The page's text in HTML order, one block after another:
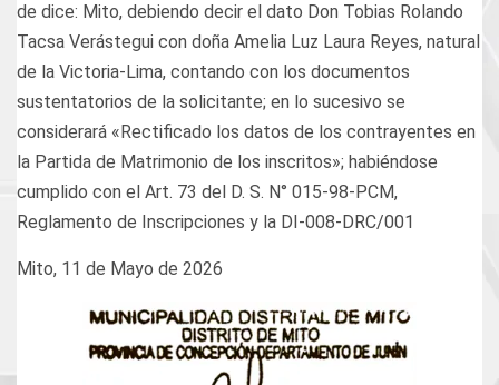
de dice: Mito, debiendo decir el dato Don Tobias Rolando
Tacsa Verástegui con doña Amelia Luz Laura Reyes, natural
de la Victoria-Lima, contando con los documentos
sustentatorios de la solicitante; en lo sucesivo se
considerará «Rectificado los datos de los contrayentes en
la Partida de Matrimonio de los inscritos»; habiéndose
cumplido con el Art. 73 del D. S. N° 015-98-PCM,
Reglamento de Inscripciones y la DI-008-DRC/001
Mito, 11 de Mayo de 2026